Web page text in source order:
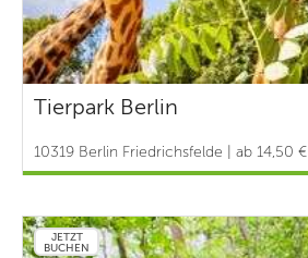
Tierpark Berlin
10319 Berlin Friedrichsfelde | ab 14,50 €
JETZT
BUCHEN